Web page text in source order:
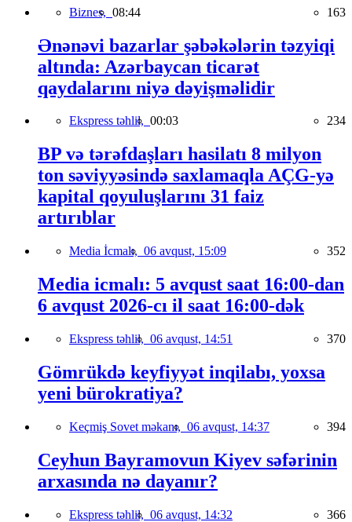
Biznes, 08:44 163
Ənənəvi bazarlar şəbəkələrin təzyiqi
altında: Azərbaycan ticarət
qaydalarını niyə dəyişməlidir
Ekspress təhlil, 00:03 234
BP və tərəfdaşları hasilatı 8 milyon
ton səviyyəsində saxlamaqla AÇG-yə
kapital qoyuluşlarını 31 faiz
artırıblar
Media İcmalı, 06 avqust, 15:09 352
Media icmalı: 5 avqust saat 16:00-dan
6 avqust 2026-cı il saat 16:00-dək
Ekspress təhlil, 06 avqust, 14:51 370
Gömrükdə keyfiyyət inqilabı, yoxsa
yeni bürokratiya?
Keçmiş Sovet məkanı, 06 avqust, 14:37 394
Ceyhun Bayramovun Kiyev səfərinin
arxasında nə dayanır?
Ekspress təhlil, 06 avqust, 14:32 366